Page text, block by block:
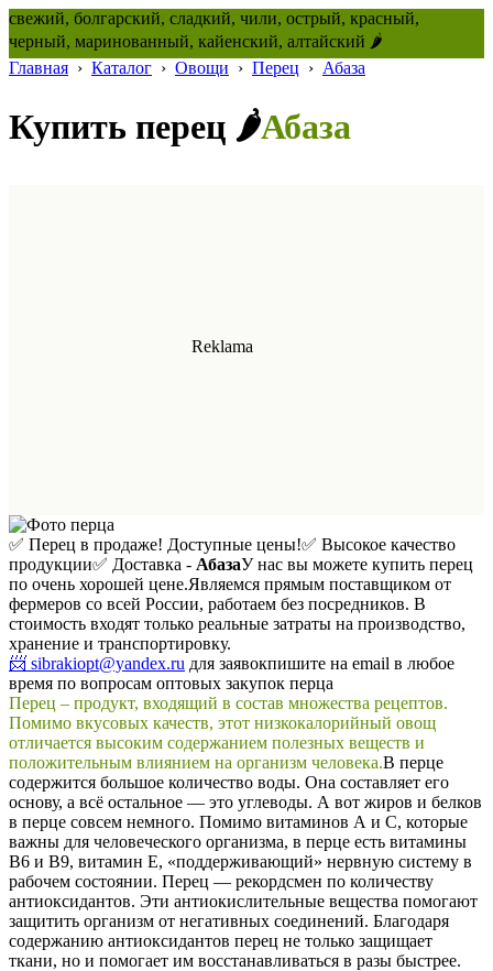
свежий, болгарский, сладкий, чили, острый, красный,
черный, маринованный, кайенский, алтайский 🌶️
Главная › Каталог › Овощи › Перец › Абаза
Купить перец 🌶️Абаза
✅ Перец в продаже! Доступные цены!✅ Высокое качество
продукции✅ Доставка - АбазаУ нас вы можете купить перец
по очень хорошей цене.Являемся прямым поставщиком от
фермеров со всей России, работаем без посредников. В
стоимость входят только реальные затраты на производство,
хранение и транспортировку.
📨 sibrakiopt@yandex.ru для заявокпишите на email в любое
время по вопросам оптовых закупок перца
Перец – продукт, входящий в состав множества рецептов.
Помимо вкусовых качеств, этот низкокалорийный овощ
отличается высоким содержанием полезных веществ и
положительным влиянием на организм человека.В перце
содержится большое количество воды. Она составляет его
основу, а всё остальное — это углеводы. А вот жиров и белков
в перце совсем немного. Помимо витаминов А и С, которые
важны для человеческого организма, в перце есть витамины
В6 и В9, витамин Е, «поддерживающий» нервную систему в
рабочем состоянии. Перец — рекордсмен по количеству
антиоксидантов. Эти антиокислительные вещества помогают
защитить организм от негативных соединений. Благодаря
содержанию антиоксидантов перец не только защищает
ткани, но и помогает им восстанавливаться в разы быстрее.